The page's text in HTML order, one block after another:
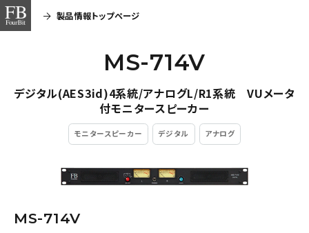
製品情報トップページ
MS-714V
デジタル(AES3id)4系統/アナログL/R1系統 VUメータ
付モニタースピーカー
モニタースピーカー デジタル アナログ
MS-714V